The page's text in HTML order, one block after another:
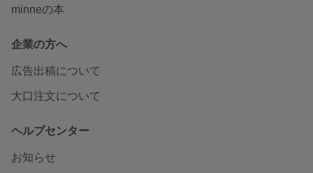
minneの本
企業の方へ
広告出稿について
大口注文について
ヘルプセンター
お知らせ